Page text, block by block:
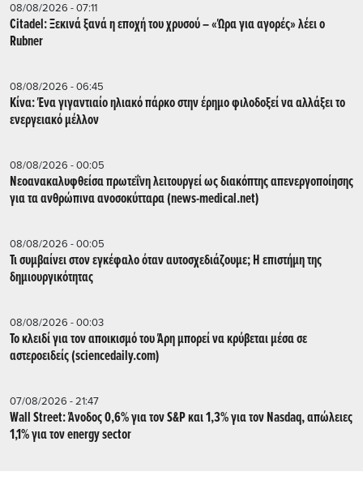
08/08/2026 - 07:11
Citadel: Ξεκινά ξανά η εποχή του χρυσού – «Ώρα για αγορές» λέει ο
Rubner
08/08/2026 - 06:45
Κίνα: Ένα γιγαντιαίο ηλιακό πάρκο στην έρημο φιλοδοξεί να αλλάξει το
ενεργειακό μέλλον
08/08/2026 - 00:05
Νεοανακαλυφθείσα πρωτεΐνη λειτουργεί ως διακόπτης απενεργοποίησης
για τα ανθρώπινα ανοσοκύτταρα (news-medical.net)
08/08/2026 - 00:05
Τι συμβαίνει στον εγκέφαλο όταν αυτοσχεδιάζουμε; Η επιστήμη της
δημιουργικότητας
08/08/2026 - 00:03
Το κλειδί για τον αποικισμό του Άρη μπορεί να κρύβεται μέσα σε
αστεροειδείς (sciencedaily.com)
07/08/2026 - 21:47
Wall Street: Άνοδος 0,6% για τον S&P και 1,3% για τον Nasdaq, απώλειες
1,1% για τον energy sector